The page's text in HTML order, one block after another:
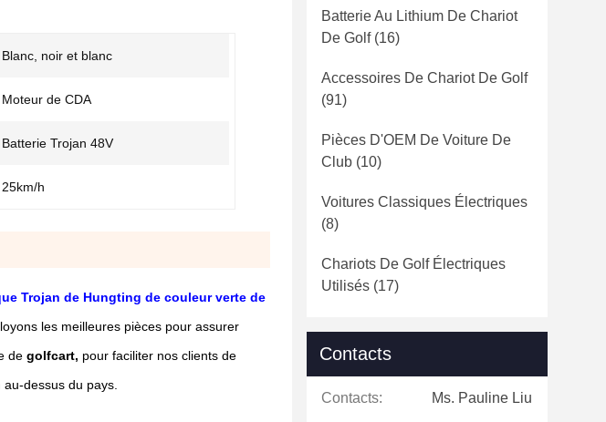
Blanc, noir et blanc
Moteur de CDA
Batterie Trojan 48V
25km/h
Trojan de Hungting de couleur verte de
les meilleures pièces pour assurer
de golfcart, pour faciliter nos clients de
dessus du pays.
Batterie Au Lithium De Chariot
De Golf(16)
Accessoires De Chariot De Golf
(91)
Pièces D'OEM De Voiture De
Club (10)
Voitures Classiques Électriques
(8)
Chariots De Golf Électriques
Utilisés (17)
Contacts
Contacts: Ms. Pauline Liu